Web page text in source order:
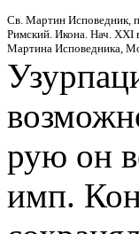
Св. Мартин Исповедник,
Римский. Икона. Нач. XXI
Мартина Исповедника,
рую он
имп.